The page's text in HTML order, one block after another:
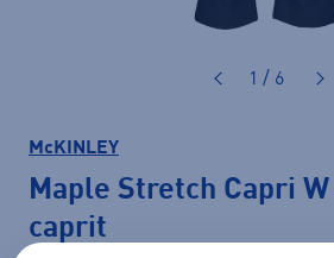
1 / 6
McKINLEY
Maple Stretch Capri W
caprit